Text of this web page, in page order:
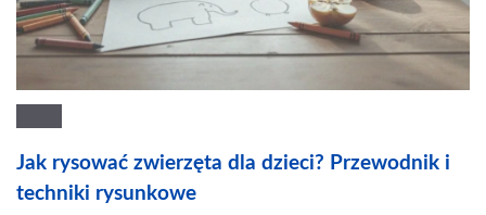
Jak rysować zwierzęta dla dzieci? Przewodnik i
techniki rysunkowe